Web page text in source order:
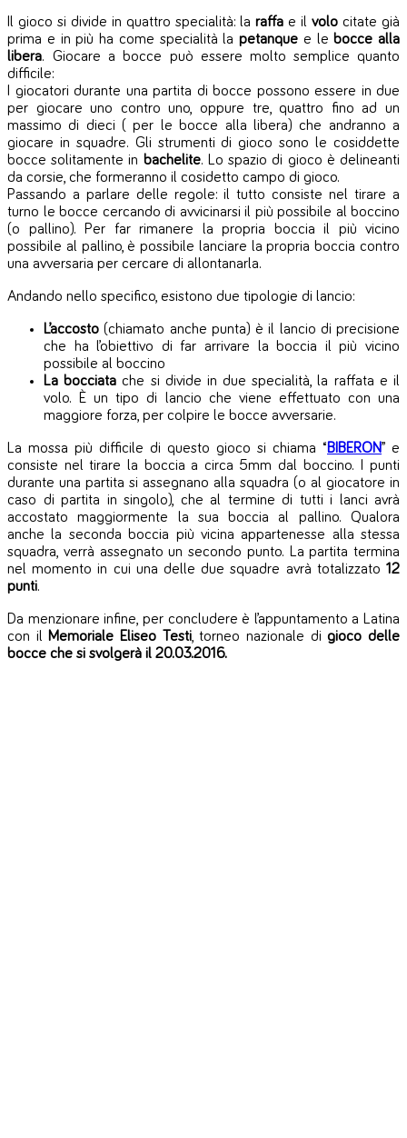
Il gioco si divide in quattro specialità: laraffa e ilvolo citate già
prima e in più ha come specialità la petanque e lebocce alla
libera.Giocare a bocce può essere molto semplice quanto
difficile:
I giocatori durante una partita di bocce possono essere in due
per giocare uno contro uno, oppure tre, quattro fino ad un
massimo di dieci ( per le bocce alla libera) che andranno a
giocare in squadre. Gli strumenti di gioco sono le cosiddette
bocce solitamente in bachelite. Lo spazio di gioco è delineanti
da corsie, che formeranno il cosidetto campo di gioco.
Passando a parlare delle regole: il tutto consiste nel tirare a
turno le bocce cercando di avvicinarsi il più possibile al boccino
(o pallino). Per far rimanere la propria boccia il più vicino
possibile al pallino, è possibile lanciare la propria boccia contro
una avversaria per cercare di allontanarla.
Andando nello specifico, esistono due tipologie di lancio:
L’accosto (chiamato anche punta) è il lancio di precisione
che ha l’obiettivo di far arrivare la boccia il più vicino
possibile al boccino
La bocciata che si divide in due specialità, la raffata e il
volo. È un tipo di lancio che viene effettuato con una
maggiore forza, per colpire le bocce avversarie.
La mossa più difficile di questo gioco si chiama “BIBERON” e
consiste nel tirare la boccia a circa 5mm dal boccino. I punti
durante una partita si assegnano alla squadra (o al giocatore in
caso di partita in singolo), che al termine di tutti i lanci avrà
accostato maggiormente la sua boccia al pallino. Qualora
anche la seconda boccia più vicina appartenesse alla stessa
squadra, verrà assegnato un secondo punto. La partita termina
nel momento in cui una delle due squadre avrà totalizzato 12
punti.
Da menzionare infine, per concludere è l’appuntamento a Latina
con il Memoriale Eliseo Testi, torneo nazionale di gioco delle
bocce che si svolgerà il 20.03.2016.